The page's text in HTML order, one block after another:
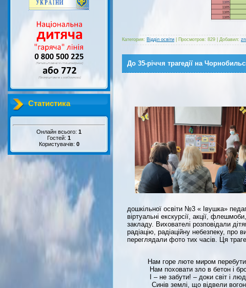
Статистика
Онлайн всього: 1
Гостей: 1
Користувачів: 0
Категория: Відділ освіти Просмотров: 829 Добавил:
До 35-річчя трагедії на
дошкільної освіти №3 « Івушка»
віртуальні екскурсії, акції,
закладу. Вихователі розповідали
радіацію, радіаційну небезпеку, про
переглядали фото тих часів. Ця
Нам горе люте миром
Нам поховати зло в бетон і
І – не забути! – доки світ і
Синів землі, що відвели